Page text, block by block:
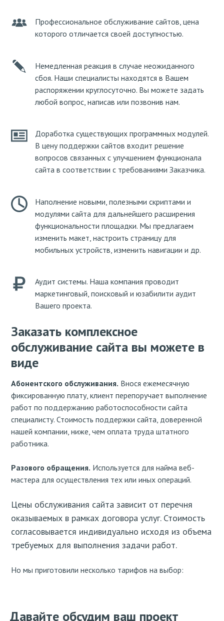
Профессиональное обслуживание сайтов, цена
которого отличается своей доступностью.
Немедленная реакция в случае неожиданного
сбоя. Наши специалисты находятся в Вашем
распоряжении круглосуточно. Вы можете задать
любой вопрос, написав или позвонив нам.
Доработка существующих программных модулей.
В цену поддержки сайтов входит решение
вопросов связанных с улучшением функционала
сайта в соответствии с требованиями Заказчика.
Наполнение новыми, полезными скриптами и
модулями сайта для дальнейшего расширения
функциональности площадки. Мы предлагаем
изменить макет, настроить страницу для
мобильных устройств, изменить навигации и др.
Аудит системы. Наша компания проводит
маркетинговый, поисковый и юзабилити аудит
Вашего проекта.
Заказать комплексное
обслуживание сайта вы можете в
виде
Абонентского обслуживания. Внося ежемесячную
фиксированную плату, клиент перепоручает выполнение
работ по поддержанию работоспособности сайта
специалисту. Стоимость поддержки сайта, доверенной
нашей компании, ниже, чем оплата труда штатного
работника.
Разового обращения. Используется для найма веб-
мастера для осуществления тех или иных операций.
Цены обслуживания сайта зависит от перечня
оказываемых в рамках договора услуг. Стоимость
согласовывается индивидуально исходя из объема
требуемых для выполнения задачи работ.
Но мы приготовили несколько тарифов на выбор:
Давайте обсудим ваш проект